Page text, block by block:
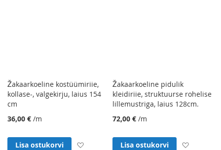
Žakaarkoeline kostüümiriie,
kollase-, valgekirju, laius 154
cm
36,00 € /m
Lisa ostukorvi Lisa soovinimekirja
Žakaarkoeline pidulik
kleidiriie, struktuurse rohelise
lillemustriga, laius 128cm.
72,00 € /m
Lisa ostukorvi